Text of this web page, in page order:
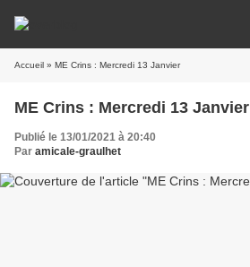
Accueil » ME Crins : Mercredi 13 Janvier
ME Crins : Mercredi 13 Janvier
Publié le 13/01/2021 à 20:40
Par amicale-graulhet